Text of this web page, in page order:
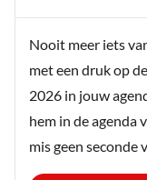
Nooit meer iets
met een druk op
2026 in jouw
hem in de agenda
mis geen seconde